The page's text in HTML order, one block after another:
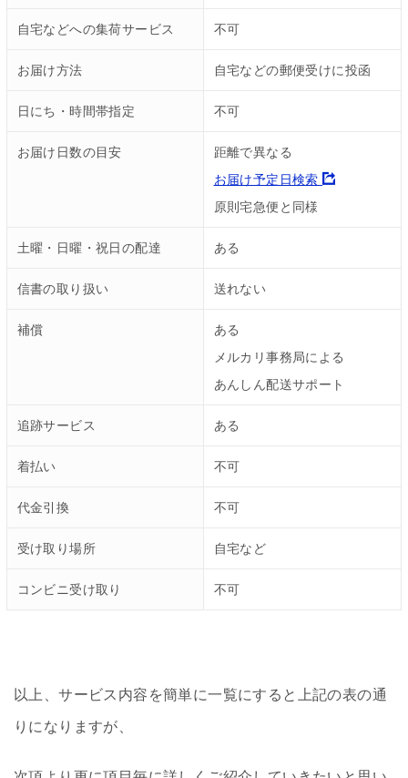
自宅などへの集荷サービス 不可
お届け方法 自宅などの郵便受けに投函
日にち・時間帯指定 不可
お届け日数の目安
距離で異なる
お届け予定日検索
原則宅急便と同様
土曜・日曜・祝日の配達 ある
信書の取り扱い 送れない
補償
ある
メルカリ事務局による
あんしん配送サポート
追跡サービス ある
着払い 不可
代金引換 不可
受け取り場所 自宅など
コンビニ受け取り 不可
以上、サービス内容を簡単に一覧にすると上記の表の通
りになりますが、